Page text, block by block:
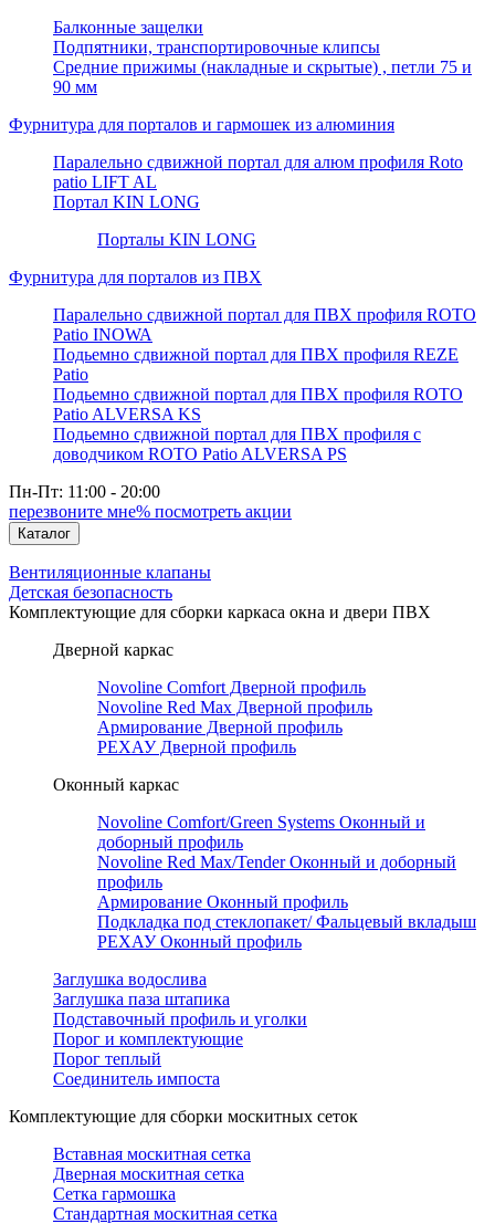
Балконные защелки
Подпятники, транспортировочные клипсы
Средние прижимы (накладные и скрытые) , петли 75 и
90 мм
Фурнитура для порталов и гармошек из алюминия
Паралельно сдвижной портал для алюм профиля Roto
patio LIFT AL
Портал KIN LONG
Порталы KIN LONG
Фурнитура для порталов из ПВХ
Паралельно сдвижной портал для ПВХ профиля ROTO
Patio INOWA
Подьемно сдвижной портал для ПВХ профиля REZE
Patio
Подьемно сдвижной портал для ПВХ профиля ROTO
Patio ALVERSA KS
Подьемно сдвижной портал для ПВХ профиля с
доводчиком ROTO Patio ALVERSA PS
Пн-Пт: 11:00 - 20:00
перезвоните мне% посмотреть акции
Каталог
Вентиляционные клапаны
Детская безопасность
Комплектующие для сборки каркаса окна и двери ПВХ
Дверной каркас
Novoline Comfort Дверной профиль
Novoline Red Мax Дверной профиль
Армирование Дверной профиль
РЕХАУ Дверной профиль
Оконный каркас
Novoline Comfort/Green Systems Оконный и
доборный профиль
Novoline Red Max/Tender Оконный и доборный
профиль
Армирование Оконный профиль
Подкладка под стеклопакет/ Фальцевый вкладыш
РЕХАУ Оконный профиль
Заглушка водослива
Заглушка паза штапика
Подставочный профиль и уголки
Порог и комплектующие
Порог теплый
Соединитель импоста
Комплектующие для сборки москитных сеток
Вставная москитная сетка
Дверная москитная сетка
Сетка гармошка
Стандартная москитная сетка